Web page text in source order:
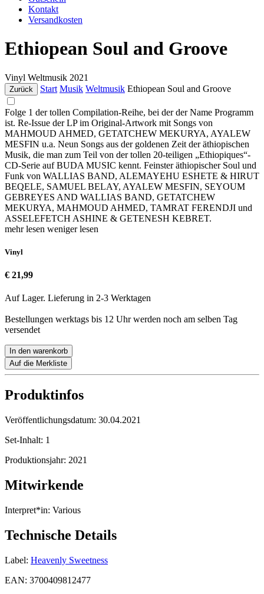
Kontakt
Versandkosten
Ethiopean Soul and Groove
Vinyl Weltmusik 2021
Zurück Start Musik Weltmusik Ethiopean Soul and Groove
Folge 1 der tollen Compilation-Reihe, bei der der Name Programm
ist. Re-Issue der LP im Original-Artwork mit Songs von
MAHMOUD AHMED, GETATCHEW MEKURYA, AYALEW
MESFIN u.a. Neun Songs aus der goldenen Zeit der äthiopischen
Musik, die man zum Teil von der tollen 20-teiligen „Ethiopiques“-
CD-Serie auf BUDA MUSIC kennt. Feinster äthiopischer Soul und
Funk von WALLIAS BAND, ALEMAYEHU ESHETE & HIRUT
BEQELE, SAMUEL BELAY, AYALEW MESFIN, SEYOUM
GEBREYES AND WALLIAS BAND, GETATCHEW
MEKURYA, MAHMOUD AHMED, TAMRAT FERENDJI und
ASSELEFETCH ASHINE & GETENESH KEBRET.
mehr lesen weniger lesen
Vinyl
€ 21,99
Auf Lager. Lieferung in 2-3 Werktagen
Bestellungen werktags bis 12 Uhr werden noch am selben Tag
versendet
In den warenkorb
Auf die Merkliste
Produktinfos
Veröffentlichungsdatum: 30.04.2021
Set-Inhalt: 1
Produktionsjahr: 2021
Mitwirkende
Interpret*in: Various
Technische Details
Label: Heavenly Sweetness
EAN: 3700409812477